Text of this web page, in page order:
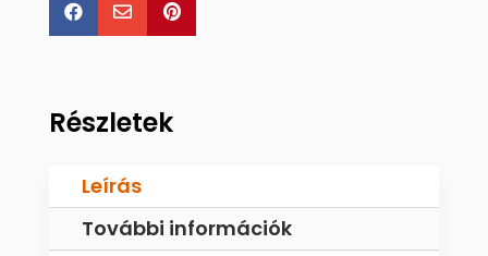
  
Részletek
Leírás
További információk